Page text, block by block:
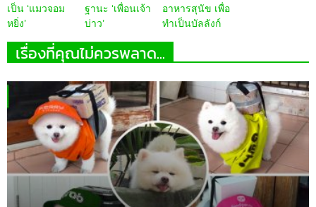
เป็น ‘แมวจอม
หยิ่ง’
ฐานะ ‘เพื่อนเจ้า
บ่าว’
อาหารสุนัข เพื่อ
ทำเป็นบัลลังก์
เรื่องที่คุณไม่ควรพลาด...